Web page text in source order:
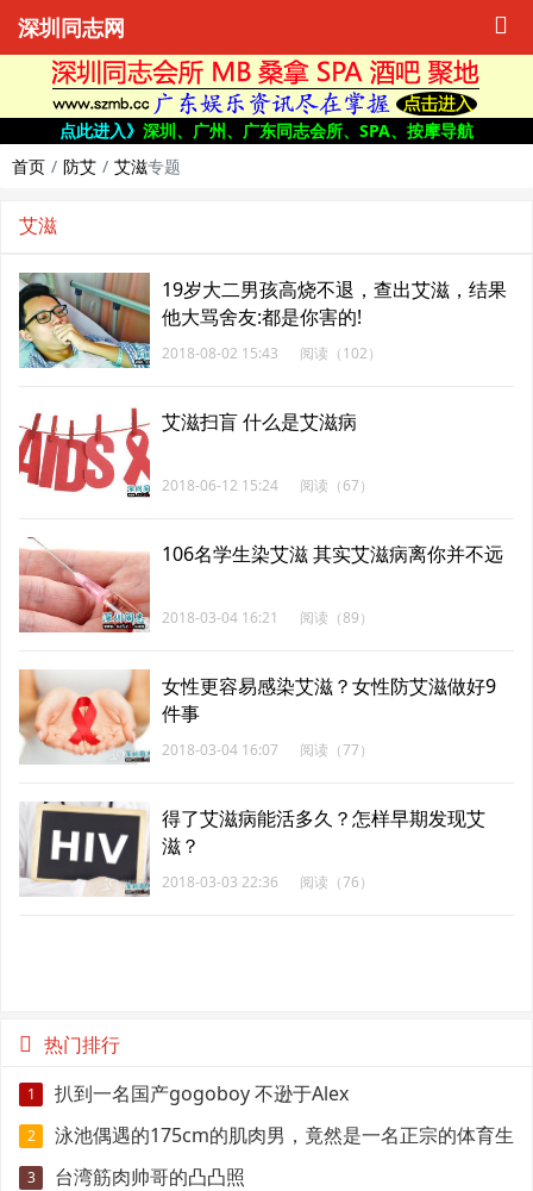
深圳同志网
点此进入》 深圳、广州、广东同志会所、SPA、按摩导航
首页
防艾 艾滋专题
艾滋
19岁大二男孩高烧不退，查出艾滋，结果
他大骂舍友:都是你害的!
2018-08-02 15:43 阅读（102）
艾滋扫盲 什么是艾滋病
2018-06-12 15:24 阅读（67）
106名学生染艾滋 其实艾滋病离你并不远
2018-03-04 16:21 阅读（89）
女性更容易感染艾滋？女性防艾滋做好9
件事
2018-03-04 16:07 阅读（77）
得了艾滋病能活多久？怎样早期发现艾
滋？
2018-03-03 22:36 阅读（76）
热门排行
1 扒到一名国产gogoboy 不逊于Alex
2 泳池偶遇的175cm的肌肉男，竟然是一名正宗的体育生
3 台湾筋肉帅哥的凸凸照